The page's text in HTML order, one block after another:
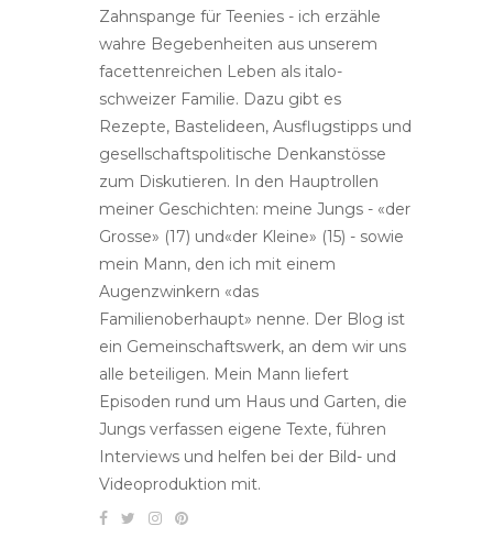
Zahnspange für Teenies - ich erzähle
wahre Begebenheiten aus unserem
facettenreichen Leben als italo-
schweizer Familie. Dazu gibt es
Rezepte, Bastelideen, Ausflugstipps und
gesellschaftspolitische Denkanstösse
zum Diskutieren. In den Hauptrollen
meiner Geschichten: meine Jungs - «der
Grosse» (17) und«der Kleine» (15) - sowie
mein Mann, den ich mit einem
Augenzwinkern «das
Familienoberhaupt» nenne. Der Blog ist
ein Gemeinschaftswerk, an dem wir uns
alle beteiligen. Mein Mann liefert
Episoden rund um Haus und Garten, die
Jungs verfassen eigene Texte, führen
Interviews und helfen bei der Bild- und
Videoproduktion mit.